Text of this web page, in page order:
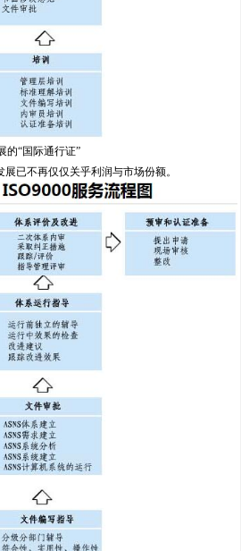
的“国际通行证”
已不再仅仅关乎利润与市场份额。